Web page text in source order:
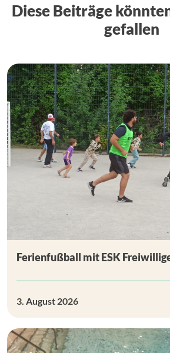
Diese Beiträge
gefallen
Ferienfußball mit ESK
3. August 2026